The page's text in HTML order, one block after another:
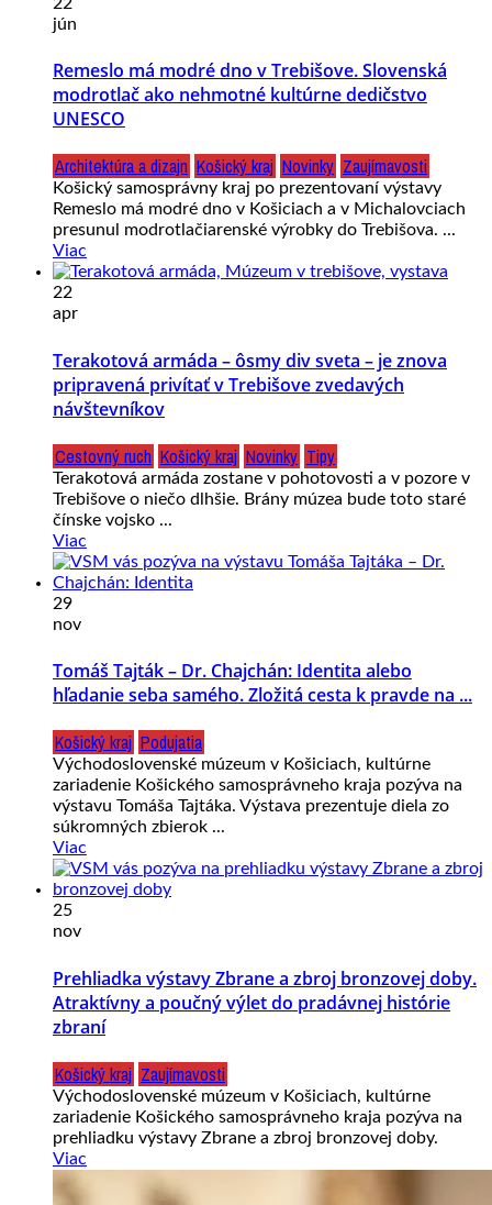
jún
Remeslo má modré dno v Trebišove. Slovenská
modrotlač ako nehmotné kultúrne dedičstvo
UNESCO
Architektúra a dizajn Košický kraj Novinky Zaujímavosti
Košický samosprávny kraj po prezentovaní výstavy
Remeslo má modré dno v Košiciach a v Michalovciach
presunul modrotlačiarenské výrobky do Trebišova. ...
Viac
22
apr
Terakotová armáda – ôsmy div sveta – je znova
pripravená privítať v Trebišove zvedavých
návštevníkov
Cestovný ruch Košický kraj Novinky Tipy
Terakotová armáda zostane v pohotovosti a v pozore v
Trebišove o niečo dlhšie. Brány múzea bude toto staré
čínske vojsko ...
Viac
29
nov
Tomáš Tajták – Dr. Chajchán: Identita alebo
hľadanie seba samého. Zložitá cesta k pravde na ...
Košický kraj Podujatia
Východoslovenské múzeum v Košiciach, kultúrne
zariadenie Košického samosprávneho kraja pozýva na
výstavu Tomáša Tajtáka. Výstava prezentuje diela zo
súkromných zbierok ...
Viac
25
nov
Prehliadka výstavy Zbrane a zbroj bronzovej doby.
Atraktívny a poučný výlet do pradávnej histórie
zbraní
Košický kraj Zaujímavosti
Východoslovenské múzeum v Košiciach, kultúrne
zariadenie Košického samosprávneho kraja pozýva na
prehliadku výstavy Zbrane a zbroj bronzovej doby.
Viac